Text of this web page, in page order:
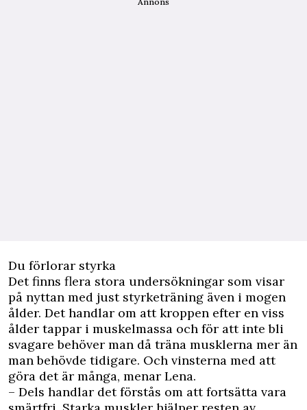
Du förlorar styrka
Det finns flera stora undersökningar som visar
på nyttan med just styrketräning även i mogen
ålder. Det handlar om att kroppen efter en viss
ålder tappar i muskelmassa och för att inte bli
svagare behöver man då träna musklerna mer än
man behövde tidigare. Och vinsterna med att
göra det är många, menar Lena.
– Dels handlar det förstås om att fortsätta vara